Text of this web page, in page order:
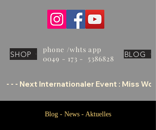
SHOP BLOG
phone /whts app
0049 - 173 - 5386828
- - - Next Internationaler Event : Miss
Blog - News - Aktuelles